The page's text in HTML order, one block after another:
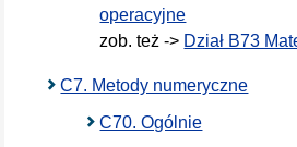
operacyjne
zob. też -> Dział B73
C7. Metody numeryczne
C70. Ogólnie